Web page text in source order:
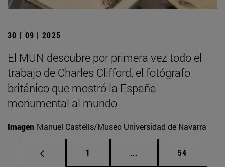
30 | 09 | 2025
El MUN descubre por primera vez todo el
trabajo de Charles Clifford, el fotógrafo
británico que mostró la España
monumental al mundo
Imagen Manuel Castells/Museo Universidad de Navarra
Página
1 ... Páginas intermedias
Página
54